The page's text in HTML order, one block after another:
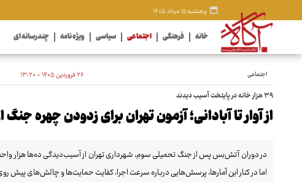
پنجشنبه ۱۵ مرداد ۱۴۰۵
خانه فرهنگی اجتماعی سیاسی ویژه نامه چندرسانه ای
اجتماعی ۲۶ فروردین ۱۴۰۵ - ۱۳:۲۰
۳۹ هزار خانه در پایتخت آسیب دیدند
از آوار تا آبادانی؛ آزمون تهران برای زدودن چهره جنگ
در دوران آتش‌بس پس از جنگ تحمیلی سوم، شهرداری تهران از آسیب‌دیدگی ده‌ها هزار
اما در کنار این آمارها، پرسش‌هایی درباره سرعت اجرا، کفایت حمایت‌ها و چالش‌های